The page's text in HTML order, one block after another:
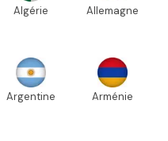
Algérie Allemagne
Argentine Arménie